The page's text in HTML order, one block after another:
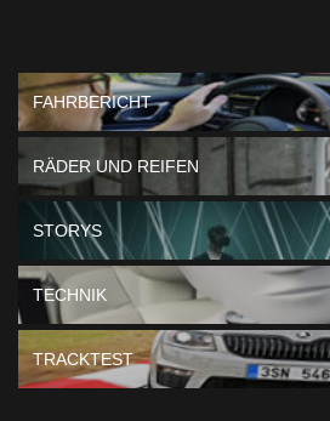
FAHRBERICHT
RÄDER UND REIFEN
STORYS
TECHNIK
TRACKTEST